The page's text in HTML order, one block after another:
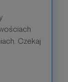
Czekaj